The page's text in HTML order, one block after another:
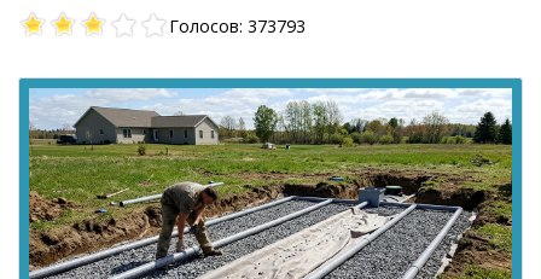
Голосов: 373793